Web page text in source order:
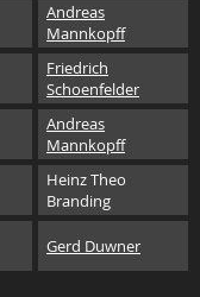
Andreas
Mannkopff
Friedrich
Schoenfelder
Andreas
Mannkopff
Heinz Theo
Branding
Gerd Duwner